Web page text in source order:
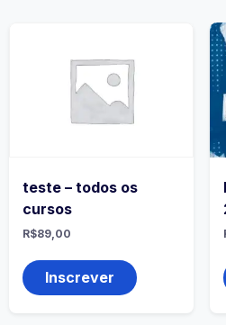
teste – todos os
cursos
R$89,00
Inscrever